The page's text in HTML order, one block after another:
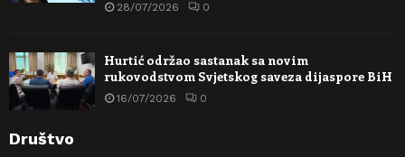
28/07/2026 0
Hurtić održao sastanak sa novim
rukovodstvom Svjetskog saveza dijaspore BiH
16/07/2026 0
Društvo